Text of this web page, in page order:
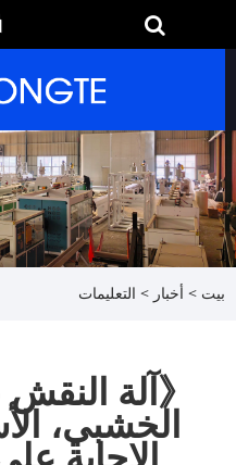
بيت > أخبار > التعليمات
《آلة
الخشبي،